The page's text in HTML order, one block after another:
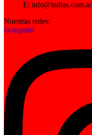
E: info@indias.com.ar
Nuestras redes:
Instagram